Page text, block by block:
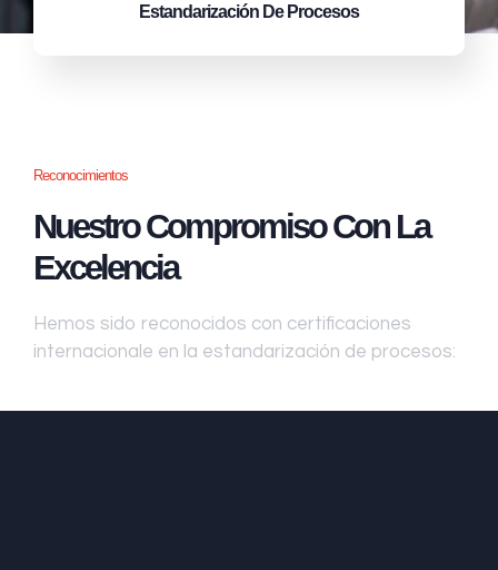
Estandarización De Procesos
Reconocimientos
Nuestro Compromiso Con La
Excelencia
Hemos sido reconocidos con certificaciones
internacionale en la estandarización de procesos: